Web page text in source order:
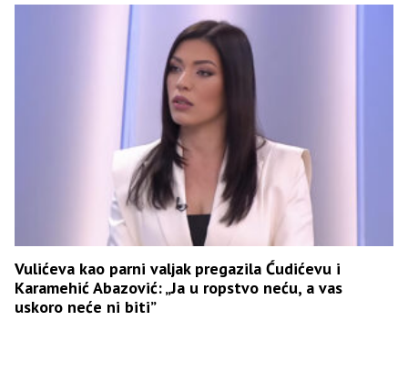
Vulićeva kao parni valjak pregazila Ćudićevu i
Karamehić Abazović: „Ja u ropstvo neću, a vas
uskoro neće ni biti”